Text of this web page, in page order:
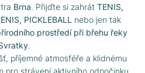
Brna. Přijďte si zahrát TENIS,
PICKLEBALL nebo jen tak
prostředí při břehu řeky
.
příjemné atmosféře a klidnému